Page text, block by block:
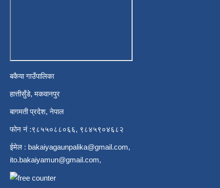
बकैया गाउँपालिका
हात्तीसुँडे, मकवानपुर
बागमती प्रदेश, नेपाल
फोन नं :९८५५०८८०६६, ९८४५९०४६८२
ईमेल : bakaiyagaunpalika@gmail.com,
ito.bakaiyamun@gmail.com,